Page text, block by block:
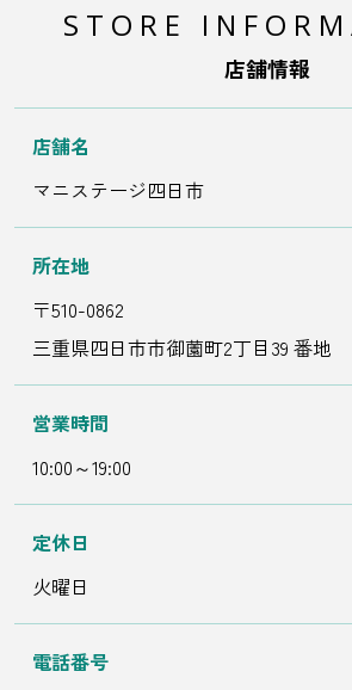
STORE
店舗情報
店舗名
マニステージ四日市
所在地
〒510-0862
三重県四日市市御薗町2丁目39 番地
営業時間
10:00～19:00
定休日
火曜日
電話番号